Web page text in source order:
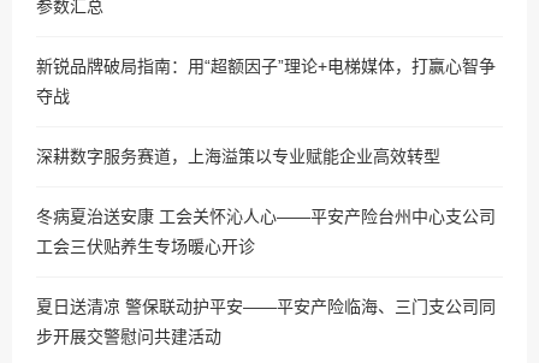
参数汇总
新锐品牌破局指南：用“超额因子”理论+电梯媒体，打赢心智争
夺战
深耕数字服务赛道，上海溢策以专业赋能企业高效转型
冬病夏治送安康 工会关怀沁人心——平安产险台州中心支公司
工会三伏贴养生专场暖心开诊
夏日送清凉 警保联动护平安——平安产险临海、三门支公司同
步开展交警慰问共建活动